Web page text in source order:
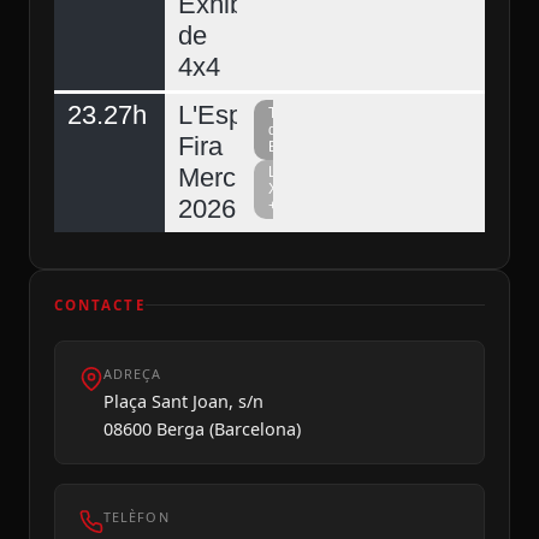
de
4x4
23.27h
L'Espunyola,
Fira
Mercat
2026
Televisió
del
Berguedà
La
Xarxa
+
CONTACTE
ADREÇA
Plaça Sant Joan, s/n
08600 Berga (Barcelona)
TELÈFON